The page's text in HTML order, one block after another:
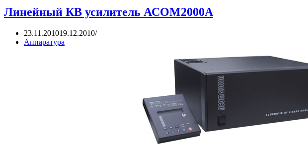
Линейный КВ усилитель АСОМ2000А
23.11.201019.12.2010
Аппаратура